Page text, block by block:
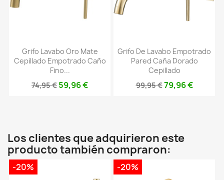
Grifo Lavabo Oro Mate
Cepillado Empotrado Caño
Fino...
74,95 € 59,96 €
Grifo De Lavabo Empotrado
Pared Caña Dorado
Cepillado
99,95 €79,96 €
Los clientes que adquirieron este
producto también compraron:
-20% -20%